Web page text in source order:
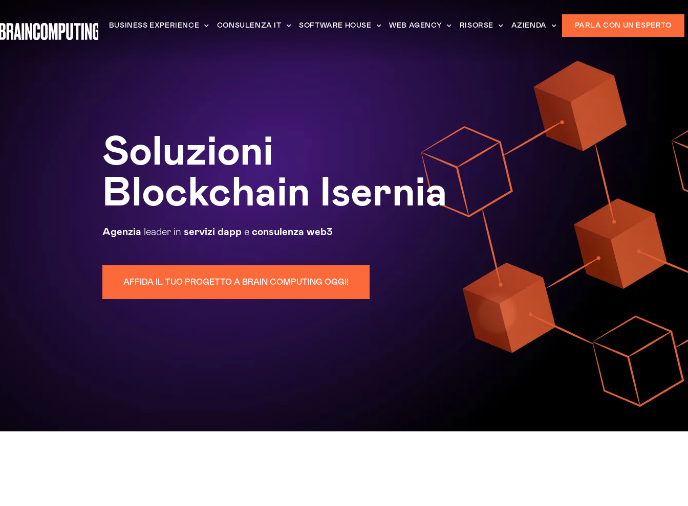
BUSINESS EXPERIENCE CONSULENZA IT SOFTWARE HOUSE WEB AGENCY RISORSE AZIENDA PARLA CON UN ESPERTO
Soluzioni
Blockchain Isernia
Agenzia leader in servizi dapp e consulenza web3
AFFIDA IL TUO PROGETTO A BRAIN COMPUTING OGGI!